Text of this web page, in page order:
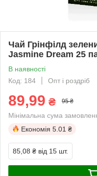
Чай Грінфілд
Jasmine Dream 25
В наявності
Код: 184
Опт і роздріб
89,99 ₴ 95 ₴
Мінімальна сума
Економія 5.01 ₴
85,08 ₴ від 15 шт.